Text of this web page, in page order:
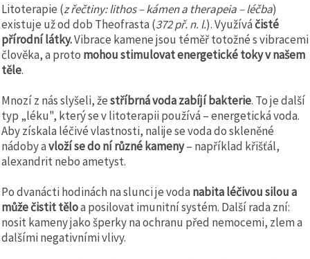
Litoterapie (z řečtiny: lithos – kámen a therapeia – léčba)
existuje už od dob Theofrasta (372 př. n. l.). Využíváčisté
přírodní látky.Vibrace kamene jsou téměř totožné s vibracemi
člověka, a proto mohou stimulovat energetické toky v našem
těle.
Mnozí z nás slyšeli, žestříbrná voda zabíjí bakterie. To je další
typ „léku", který se v litoterapii používá – energetická voda.
Aby získala léčivé vlastnosti, nalije se voda do skleněné
nádoby avloží se do ní různé kameny– například křišťál,
alexandrit nebo ametyst.
Po dvanácti hodinách na slunci je voda nabita léčivou silou a
může čistit těloa posilovat imunitní systém. Další rada zní:
nosit kameny jako šperky na ochranu před nemocemi, zlem a
dalšími negativními vlivy.